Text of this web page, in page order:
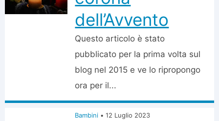
dell’Avvento
Questo articolo è stato
pubblicato per la prima volta sul
blog nel 2015 e ve lo ripropongo
ora per il...
Bambini • 12 Luglio 2023